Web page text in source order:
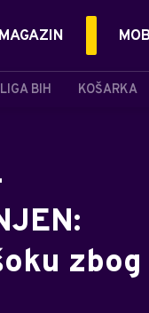
BIH KOŠARKA
MAGAZIN
zbog